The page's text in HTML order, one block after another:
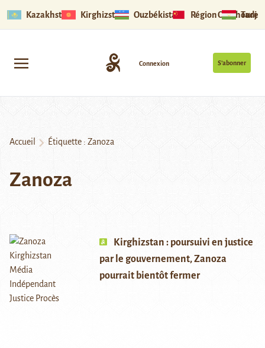
Kazakhstan Kirghizstan Ouzbékistan Région Ouïghoure
S’abonner
Connexion
Accueil Étiquette : Zanoza
Zanoza
Kirghizstan : poursuivi en justice
par le gouvernement, Zanoza
pourrait bientôt fermer